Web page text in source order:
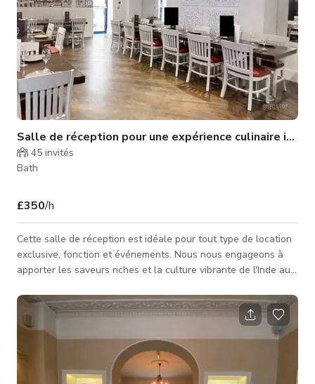
Salle de réception pour une expérience culinaire
45 invités
Bath
£350/h
Cette salle de réception est idéale pour tout type de location
exclusive, fonction et événements. Nous nous engageons à
apporter les saveurs riches et la culture vibrante de l'Inde au
authentiques, préparés avec les ingrédients les plus frais, nos
chefs experts sont prêts à créer une expérience culinaire
vraiment inoubliable. Que vous ayez envie d'une collation
légère ou d'un repas, notre menu aura quelque chose pour
tout le mond